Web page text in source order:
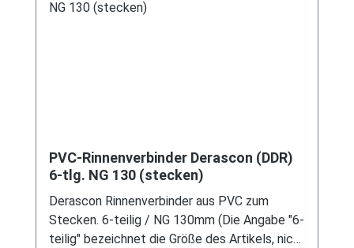
PVC-Rinnenverbinder Derascon (DDR)
6-tlg. NG 130 (stecken)
Derascon Rinnenverbinder aus PVC zum
Stecken. 6-teilig / NG 130mm (Die Angabe "6-
teilig" bezeichnet die Größe des Artikels, nicht